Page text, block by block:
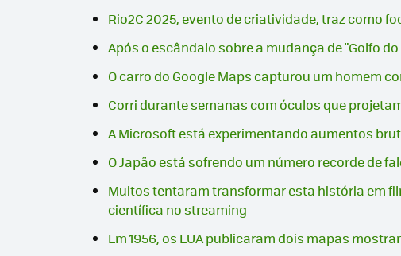
Rio2C 2025, evento de criatividade, traz como
Após o escândalo sobre a mudança de "Golfo
O carro do Google Maps capturou um homem
Corri durante semanas com óculos que
A Microsoft está experimentando aumentos
O Japão está sofrendo um número recorde de
Muitos tentaram transformar esta história em
científica no streaming
Em 1956, os EUA publicaram dois mapas